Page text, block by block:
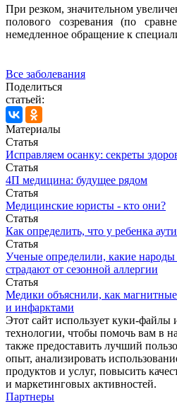
При резком, значительном
полового созревания (по
немедленное обращение к
Все заболевания
Поделиться
статьей:
Материалы
Статья
Исправляем осанку: секреты
Статья
4П медицина: будущее рядом
Статья
Медицинские юристы - кто они?
Статья
Как определить, что у ребенка
Статья
Ученые определили, какие
страдают от сезонной аллергии
Статья
Медики объяснили, как
и инфарктами
Этот сайт использует куки-файлы
технологии, чтобы помочь вам в
также предоставить лучший
опыт, анализировать
продуктов и услуг, повысить
и маркетинговых активностей.
Партнеры